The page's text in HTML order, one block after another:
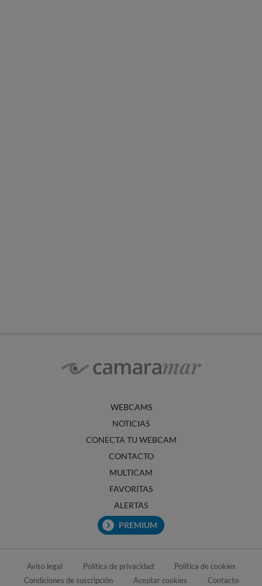
WEBCAMS
NOTICIAS
CONECTA TU WEBCAM
CONTACTO
MULTICAM
FAVORITAS
ALERTAS
PREMIUM
Aviso legal Política de privacidad
Política de cookies
Condiciones de suscripción
Aceptar cookies Contacto